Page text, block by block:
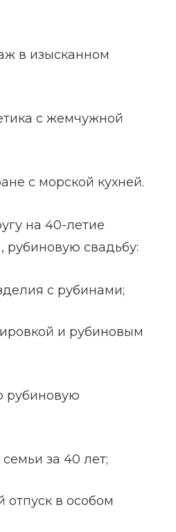
в изысканном
с жемчужной
с морской кухней.
на 40-летие
рубиновую свадьбу:
с рубинами;
и рубиновым
рубиновую
за 40 лет;
в особом